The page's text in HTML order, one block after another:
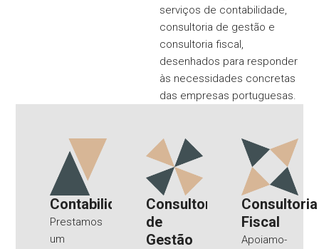
serviços de contabilidade,
consultoria de gestão e
consultoria fiscal,
desenhados para responder
às necessidades concretas
das empresas portuguesas.
Contabilidade
Prestamos
um
Consultoria
de
Gestão
Consultoria
Fiscal
Apoiamo-